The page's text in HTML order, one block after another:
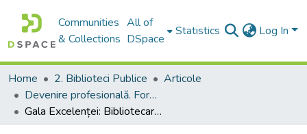
Communities
& Collections
All of
DSpace
Statistics Log In
Home 2. Biblioteci Publice
Articole
Devenire profesională. Formarea profesională de bază și continuă a personalului din biblioteci
Gala Excelenței: Bibliotecarul Anului – un simbol al valorii profesionale